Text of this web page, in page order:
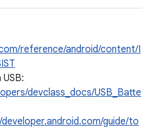
reference/android/content/I
devclass_docs/USB_Batte
guide/to